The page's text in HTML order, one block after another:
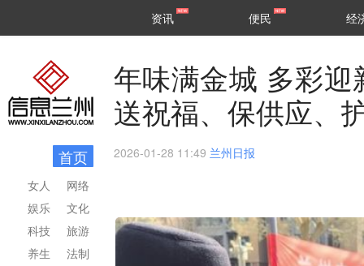
区县
资讯 便民 经
首页
网络
文化
旅游
法制
女人
娱乐
科技
养生
年味满金城 多彩
送祝福、保供应、
2026-01-28 11:49 兰州日报